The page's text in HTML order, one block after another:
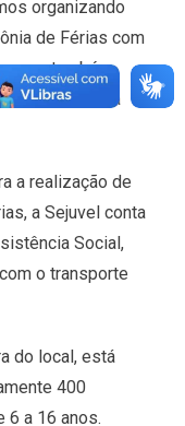
organizando
de Férias com
e também
à frente desta
a realização de
a Sejuvel conta
Social,
o transporte
do local, está
400
6 a 16 anos.